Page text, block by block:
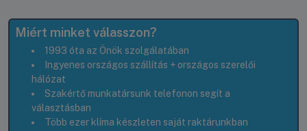
Miért minket válasszon?
1993 óta az Önök szolgálatában
Ingyenes országos szállítás + országos szerelői
hálózat
Szakértő munkatársunk telefonon segít a
választásban
Több ezer klíma készleten saját raktárunkban